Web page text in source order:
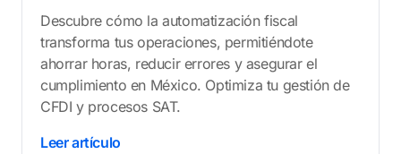
Descubre cómo la automatización fiscal
transforma tus operaciones, permitiéndote
ahorrar horas, reducir errores y asegurar el
cumplimiento en México. Optimiza tu gestión de
CFDI y procesos SAT.
Leer artículo